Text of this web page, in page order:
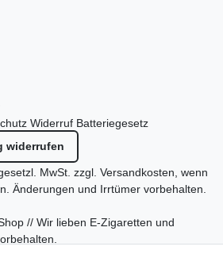
Widerruf Batteriegesetz
widerrufen
MwSt. zzgl. Versandkosten , wenn
Änderungen und Irrtümer vorbehalten.
// Wir lieben E-Zigaretten und